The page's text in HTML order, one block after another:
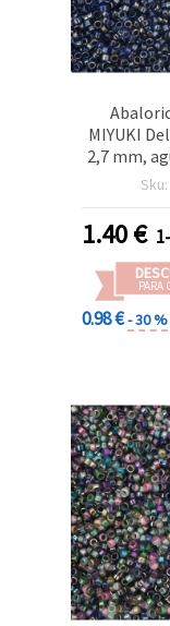
MIYUKI
2,7 mm,
10 g
Sku:
1.40€
PARA
0.98 €- 30 %